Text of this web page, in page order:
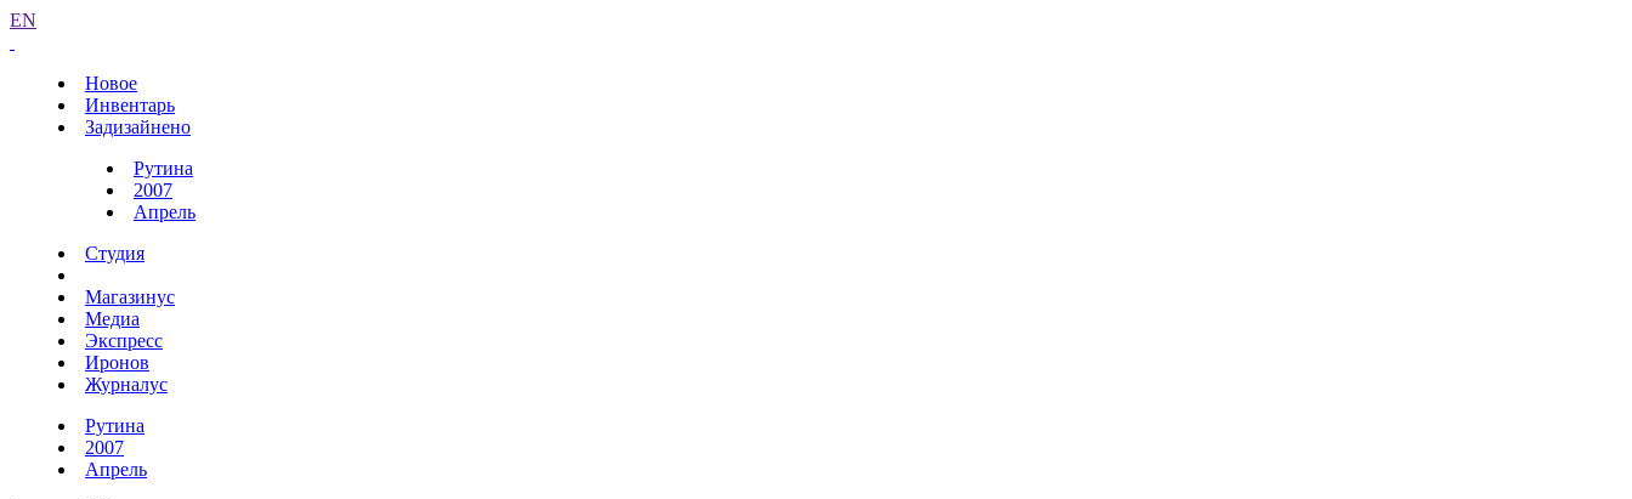
EN
Новое
Инвентарь
Задизайнено
Рутина
2007
Апрель
Студия
Магазинус
Медиа
Экспресс
Иронов
Журналус
Рутина
2007
Апрель